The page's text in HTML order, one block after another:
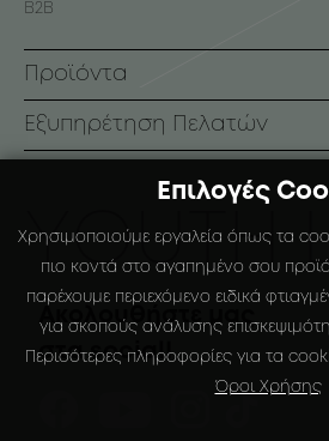
ΥOUTH
Ακολουθήστε μας
στα social!
B2B
Προϊόντα
Σειρές
Πρόσωπο
Ειδικές Συσκευάσιες
Εξυπηρέτηση Πελατών
Τρόποι Αποστολής
Πολιτική Επιστροφών
Ο Λογαριασμός μου
Επιλογές
Χρησιμοποιούμε εργαλεία όπως τα
πιο κοντά στο αγαπημένο σου
παρέχουμε περιεχόμενο ειδικά
για σκοπούς ανάλυσης
Περισότερες πληροφορίες για τα
Όροι Χρήσης